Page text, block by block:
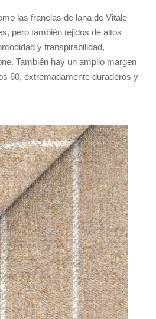
las franelas de lana de Vitale
pero también tejidos de altos
y transpirabilidad,
También hay un amplio margen
60, extremadamente duraderos y